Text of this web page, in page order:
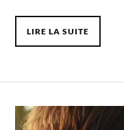
LIRE LA SUITE